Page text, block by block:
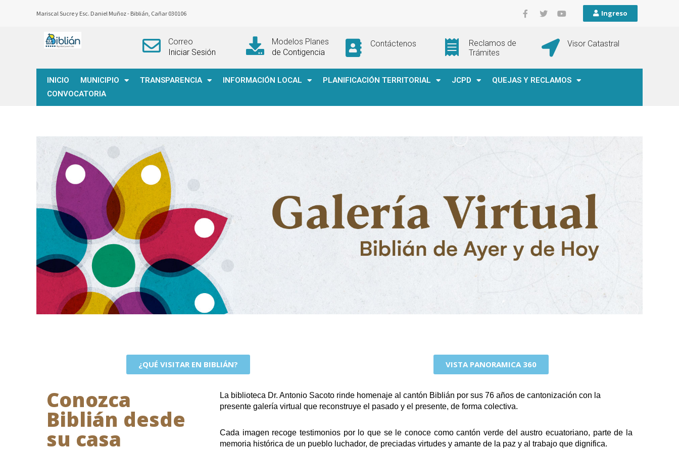
Mariscal Sucre y Esc. Daniel Muñoz - Biblián, Cañar 030106 Ingreso
Correo
Iniciar Sesión
Modelos Planes
de Contigencia
Contáctenos
Reclamos de
Trámites
Visor Catastral
INICIO MUNICIPIO TRANSPARENCIA INFORMACIÓN LOCAL PLANIFICACIÓN TERRITORIAL JCPD
QUEJAS Y RECLAMOS
CONVOCATORIA
¿QUÉ VISITAR EN BIBLIÁN? VISTA PANORAMICA 360
Conozca
Biblián desde
su casa
La biblioteca Dr. Antonio Sacoto rinde homenaje al cantón Biblián por sus 76 años de cantonización con la
presente galería virtual que reconstruye el pasado y el presente, de forma colectiva.
Cada imagen recoge testimonios por lo que se le conoce como cantón verde del austro ecuatoriano, parte de la
memoria histórica de un pueblo luchador, de preciadas virtudes y amante de la paz y al trabajo que dignifica.